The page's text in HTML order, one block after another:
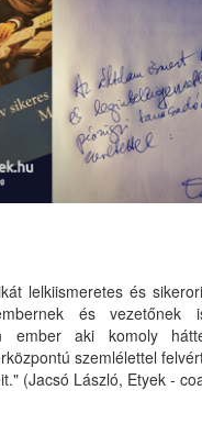
lelkiismeretes és
és vezetőnek
ember aki komoly
szemlélettel
(Jacsó László, Etyek -